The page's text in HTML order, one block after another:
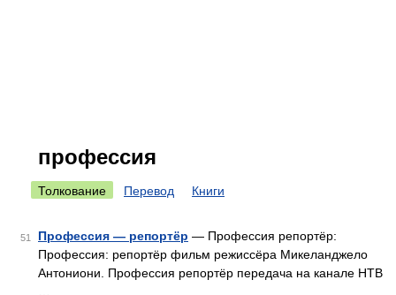
профессия
Толкование Перевод Книги
51 Профессия — репортёр — Профессия репортёр:
Профессия: репортёр фильм режиссёра Микеланджело
Антониони. Профессия репортёр передача на канале НТВ